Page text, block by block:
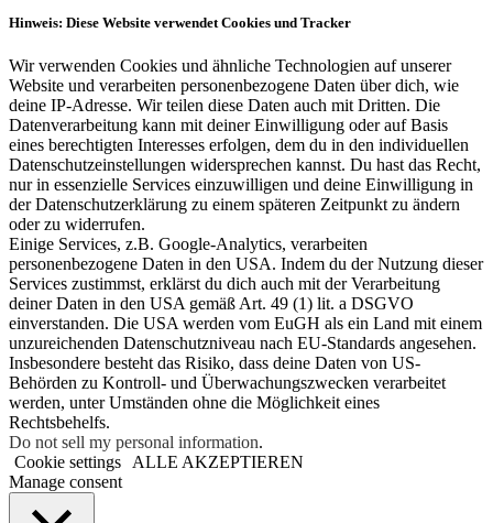
Hinweis: Diese Website verwendet Cookies und Tracker
Wir verwenden Cookies und ähnliche Technologien auf unserer
Website und verarbeiten personenbezogene Daten über dich, wie
deine IP-Adresse. Wir teilen diese Daten auch mit Dritten. Die
Datenverarbeitung kann mit deiner Einwilligung oder auf Basis
eines berechtigten Interesses erfolgen, dem du in den individuellen
Datenschutzeinstellungen widersprechen kannst. Du hast das Recht,
nur in essenzielle Services einzuwilligen und deine Einwilligung in
der Datenschutzerklärung zu einem späteren Zeitpunkt zu ändern
oder zu widerrufen.
Einige Services, z.B. Google-Analytics, verarbeiten
personenbezogene Daten in den USA. Indem du der Nutzung dieser
Services zustimmst, erklärst du dich auch mit der Verarbeitung
deiner Daten in den USA gemäß Art. 49 (1) lit. a DSGVO
einverstanden. Die USA werden vom EuGH als ein Land mit einem
unzureichenden Datenschutzniveau nach EU-Standards angesehen.
Insbesondere besteht das Risiko, dass deine Daten von US-
Behörden zu Kontroll- und Überwachungszwecken verarbeitet
werden, unter Umständen ohne die Möglichkeit eines
Rechtsbehelfs.
Do not sell my personal information.
Cookie settings
ALLE AKZEPTIEREN
Manage consent